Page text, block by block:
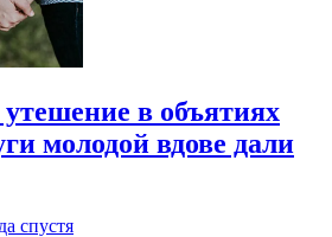
в объятиях
молодой вдове дали
спустя